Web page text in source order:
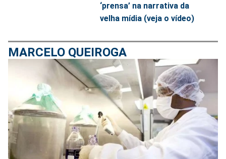
‘prensa’ na narrativa da
velha mídia (veja o vídeo)
MARCELO QUEIROGA